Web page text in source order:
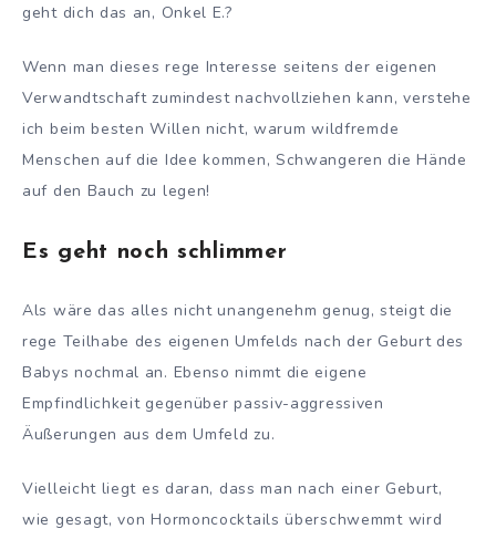
geht dich das an, Onkel E.?
Wenn man dieses rege Interesse seitens der eigenen
Verwandtschaft zumindest nachvollziehen kann, verstehe
ich beim besten Willen nicht, warum wildfremde
Menschen auf die Idee kommen, Schwangeren die Hände
auf den Bauch zu legen!
Es geht noch schlimmer
Als wäre das alles nicht unangenehm genug, steigt die
rege Teilhabe des eigenen Umfelds nach der Geburt des
Babys nochmal an. Ebenso nimmt die eigene
Empfindlichkeit gegenüber passiv-aggressiven
Äußerungen aus dem Umfeld zu.
Vielleicht liegt es daran, dass man nach einer Geburt,
wie gesagt, von Hormoncocktails überschwemmt wird